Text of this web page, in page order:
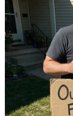
Cao Bằng
Theo dõi